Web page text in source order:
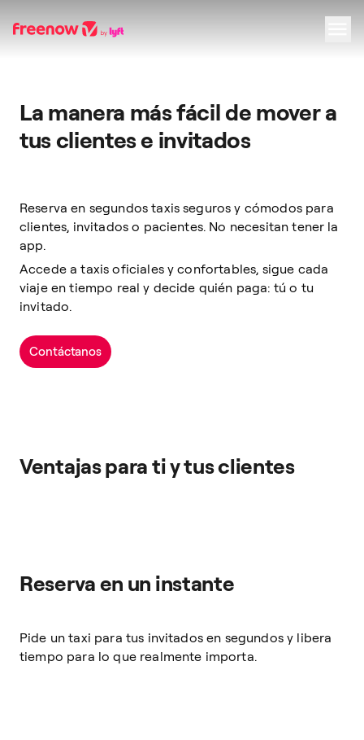
La manera más fácil de mover a
tus clientes e invitados
Reserva en segundos taxis seguros y cómodos para
clientes, invitados o pacientes. No necesitan tener la
app.
Accede a taxis oficiales y confortables, sigue cada
viaje en tiempo real y decide quién paga: tú o tu
invitado.
Contáctanos
Ventajas para ti y tus clientes
Reserva en un instante
Pide un taxi para tus invitados en segundos y libera
tiempo para lo que realmente importa.